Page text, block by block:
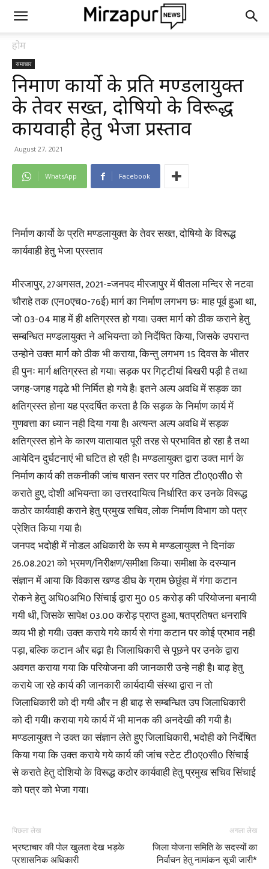
होम
समाचार
निर्माण कार्यो के प्रति मण्डलायुक्त
के तेवर सख्त, दोषियो के विरूद्ध
कार्यवाही हेतु भेजा प्रस्ताव
August 27, 2021
WhatsApp Facebook
निर्माण कार्यो के प्रति मण्डलायुक्त के तेवर सख्त, दोषियो के विरूद्ध
कार्यवाही हेतु भेजा प्रस्ताव
मीरजापुर, 27अगसत, 2021-=जनपद मीरजापुर में षीतला मन्दिर से नटवा
चौराहे तक (एन0एच0-76ई) मार्ग का निर्माण लगभग छः माह पूर्व हुआ था,
जो 03-04 माह में ही क्षतिग्रस्त हो गया। उक्त मार्ग को ठीक कराने हेतु
सम्बन्धित मण्डलायुक्त ने अभियन्ता को निर्देषित किया, जिसके उपरान्त
उन्होने उक्त मार्ग को ठीक भी कराया, किन्तु लगभग 15 दिवस के भीतर
ही पुनः मार्ग क्षतिग्रस्त हो गया। सड़क पर गिट्टीयां बिखरी पड़ी है तथा
जगह-जगह गढ्ढे भी निर्मित हो गये है। इतने अल्प अवधि में सड़क का
क्षतिग्रस्त होना यह प्रदर्षित करता है कि सड़क के निर्माण कार्य में
गुणवत्ता का ध्यान नही दिया गया है। अत्यन्त अल्प अवधि में सड़क
क्षतिग्रस्त होने के कारण यातायात पूरी तरह से प्रभावित हो रहा है तथा
आयेदिन दुर्घटनाएं भी घटित हो रही है। मण्डलायुक्त द्वारा उक्त मार्ग के
निर्माण कार्य की तकनीकी जांच षासन स्तर पर गठित टी0ए0सी0 से
कराते हुए, दोशी अभियन्ता का उत्तरदायित्व निर्धारित कर उनके विरूद्ध
कठोर कार्यवाही कराने हेतु प्रमुख सचिव, लोक निर्माण विभाग को पत्र
प्रेशित किया गया है।
जनपद भदोही में नोडल अधिकारी के रूप मे मण्डलायुक्त ने दिनांक
26.08.2021 को भ्रमण/निरीक्षण/समीक्षा किया। समीक्षा के दरम्यान
संज्ञान में आया कि विकास खण्ड डीघ के ग्राम छेछुंहा में गंगा कटान
रोकने हेतु अधि0अभि0 सिंचाई द्वारा मु0 05 करोड़ की परियोजना बनायी
गयी थी, जिसके सापेक्ष 03.00 करोड़ प्राप्त हुआ, षतप्रतिषत धनराषि
व्यय भी हो गयी। उक्त कराये गये कार्य से गंगा कटान पर कोई प्रभाव नही
पड़ा, बल्कि कटान और बढ़ा है। जिलाधिकारी से पूछने पर उनके द्वारा
अवगत कराया गया कि परियोजना की जानकारी उन्हे नही है। बाढ़ हेतु
कराये जा रहे कार्य की जानकारी कार्यदायी संस्था द्वारा न तो
जिलाधिकारी को दी गयी और न ही बाढ़ से सम्बन्धित उप जिलाधिकारी
को दी गयी। कराया गये कार्य में भी मानक की अनदेखी की गयी है।
मण्डलायुक्त ने उक्त का संज्ञान लेते हुए जिलाधिकारी, भदोही को निर्देषित
किया गया कि उक्त कराये गये कार्य की जांच स्टेट टी0ए0सी0 सिंचाई
से कराते हेतु दोशियो के विरूद्ध कठोर कार्यवाही हेतु प्रमुख सचिव सिंचाई
को पत्र को भेजा गया।
पिछला लेख
भ्रष्टाचार की पोल खुलता देख भड़के
प्रशासनिक अधिकारी
अगला लेख
जिला योजना समिति के सदस्यों का
निर्वाचन हेतु नामांकन सूची जारी*